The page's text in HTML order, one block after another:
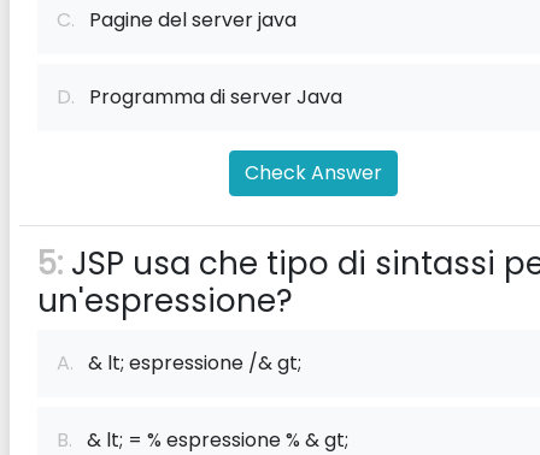
C. Pagine del server java
D. Programma di server Java
Check Answer
5: JSP usa che tipo di sintassi
un'espressione?
A. & lt; espressione /& gt;
B. & lt; = % espressione % & gt;